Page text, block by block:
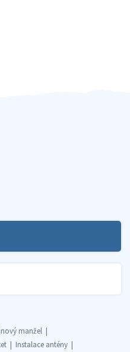
manžel
Instalace antény